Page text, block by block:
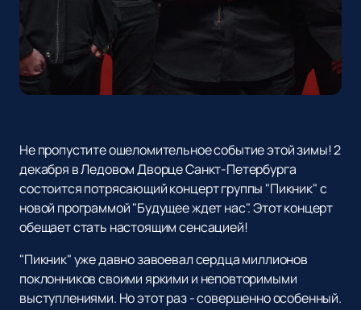
Не пропустите ошеломительное событие этой зимы! 2
декабря в Ледовом Дворце Санкт-Петербурга
состоится потрясающий концерт группы "Пикник" с
новой программой "Будущее ждет нас". Этот концерт
обещает стать настоящим сенсацией!
"Пикник" уже давно завоевал сердца миллионов
поклонников своими яркими и неповторимыми
выступлениями. Но этот раз - совершенно особенный.